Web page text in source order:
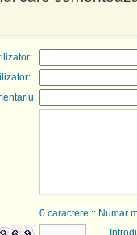
0 caractere :: Numar